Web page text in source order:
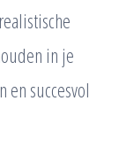
in je
succesvol